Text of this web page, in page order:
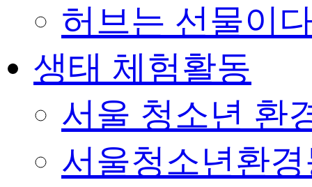
허브는 선물이
생태 체험활동
서울 청소년 환
서울청소년환